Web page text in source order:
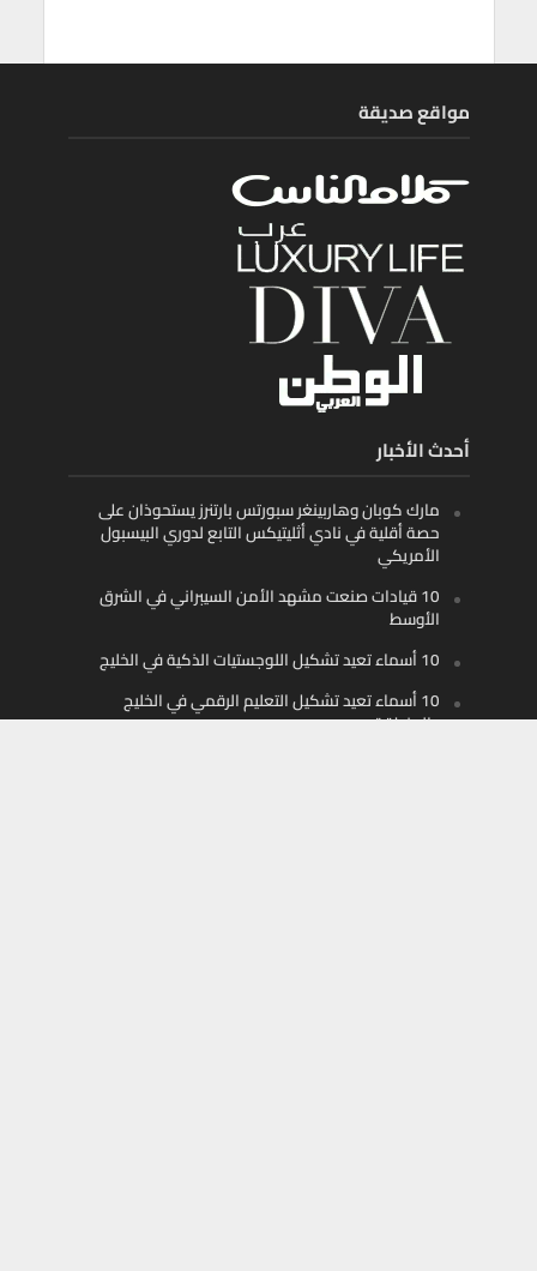
مواقع صديقة
أحدث الأخبار
مارك كوبان وهاربينغر سبورتس بارتنرز يستحوذان على
حصة أقلية في نادي أثليتيكس التابع لدوري البيسبول
الأمريكي
10 قيادات صنعت مشهد الأمن السيبراني في الشرق
الأوسط
10 أسماء تعيد تشكيل اللوجستيات الذكية في الخليج
10 أسماء تعيد تشكيل التعليم الرقمي في الخليج
والمنطقة